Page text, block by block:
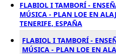
FLABIOL I TAMBORÍ -
MÚSICA - PLAN LOE EN
TENERIFE, ESPAÑA
FLABIOL I TAMBORÍ -
MÚSICA - PLAN LOE EN